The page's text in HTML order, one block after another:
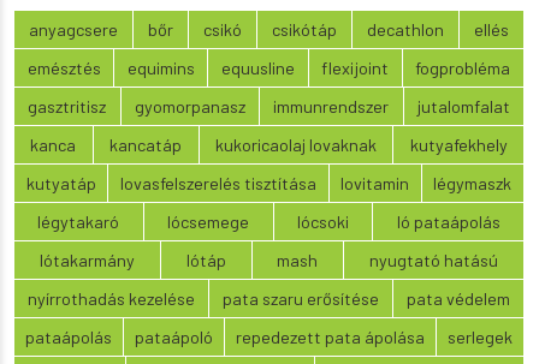
anyagcsere bőr csikó csikótáp decathlon
ellés
emésztés
equimins equusline flexijoint
fogprobléma
gasztritisz
gyomorpanasz immunrendszer
jutalomfalat
kanca
kancatáp kukoricaolaj lovaknak
kutyafekhely
kutyatáp
lovasfelszerelés tisztítása lovitamin
légymaszk
légytakaró
lócsemege lócsoki
ló pataápolás
lótakarmány
lótáp mash
nyugtató hatású
nyírrothadás kezelése
pata szaru erősítése
pata védelem
pataápolás
pataápoló repedezett pata ápolása
serlegek